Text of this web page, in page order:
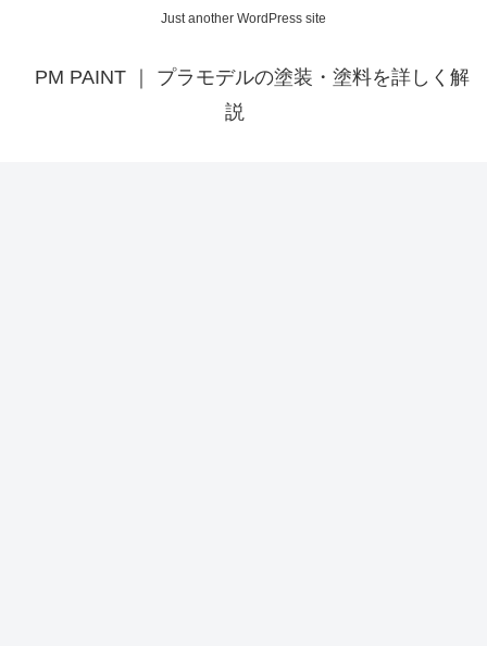
Just another WordPress site
PM PAINT ｜ プラモデルの塗装・塗料を詳しく解
説